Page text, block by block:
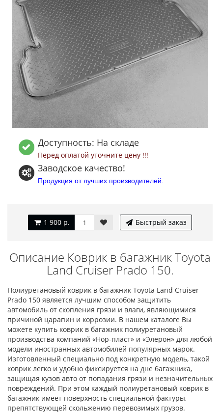
Доступность: На складе
Перед оплатой уточните цену !!!
Заводское качество!
Продукция от лучших производителей.
1 900 р. Быстрый заказ
Описание Коврик в багажник Toyota
Land Cruiser Prado 150.
Полиуретановый коврик в багажник Toyota Land Cruiser
Prado 150 является лучшим способом защитить
автомобиль от скопления грязи и влаги, являющимися
причиной царапин и коррозии. В нашем каталоге Вы
можете купить коврик в багажник полиуретановый
производства компаний «Нор-пласт» и «Элерон» для любой
модели иностранных автомобилей популярных марок.
Изготовленный специально под конкретную модель, такой
коврик легко и удобно фиксируется на дне багажника,
защищая кузов авто от попадания грязи и незначительных
повреждений. При этом каждый полиуретановый коврик в
багажник имеет поверхность специальной фактуры,
препятствующей скольжению перевозимых грузов.